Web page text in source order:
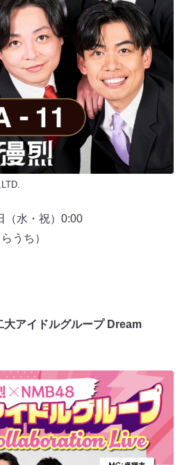
（水・祝）0:00
うち）
大アイドルグループ Dream